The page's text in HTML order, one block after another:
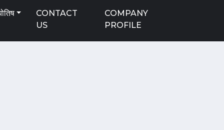
CONTACT
US
COMPANY
PROFILE